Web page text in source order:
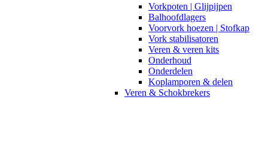
Vorkpoten | Glijpijpen
Balhoofdlagers
Voorvork hoezen | Stofkap
Vork stabilisatoren
Veren & veren kits
Onderhoud
Onderdelen
Koplamporen & delen
Veren & Schokbrekers